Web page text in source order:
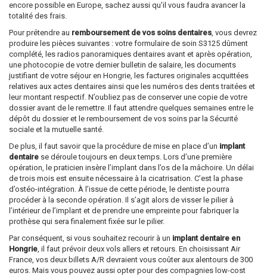
encore possible en Europe, sachez aussi qu'il vous faudra avancer la
totalité des frais.
Pour prétendre au remboursement de vos soins dentaires, vous devrez
produire les pièces suivantes : votre formulaire de soin S3125 dûment
complété, les radios panoramiques dentaires avant et après opération,
une photocopie de votre dernier bulletin de salaire, les documents
justifiant de votre séjour en Hongrie, les factures originales acquittées
relatives aux actes dentaires ainsi que les numéros des dents traitées et
leur montant respectif. N’oubliez pas de conserver une copie de votre
dossier avant de le remettre. Il faut attendre quelques semaines entre le
dépôt du dossier et le remboursement de vos soins par la Sécurité
sociale et la mutuelle santé.
De plus, il faut savoir que la procédure de mise en place d’un implant
dentaire se déroule toujours en deux temps. Lors d’une première
opération, le praticien insère l’implant dans l’os de la mâchoire. Un délai
de trois mois est ensuite nécessaire à la cicatrisation. C’est la phase
d’ostéo-intégration. À l’issue de cette période, le dentiste pourra
procéder à la seconde opération. Il s’agit alors de visser le pilier à
l’intérieur de l’implant et de prendre une empreinte pour fabriquer la
prothèse qui sera finalement fixée sur le pilier.
Par conséquent, si vous souhaitez recourir à un implant dentaire en
Hongrie, il faut prévoir deux vols allers et retours. En choisissant Air
France, vos deux billets A/R devraient vous coûter aux alentours de 300
euros. Mais vous pouvez aussi opter pour des compagnies low-cost